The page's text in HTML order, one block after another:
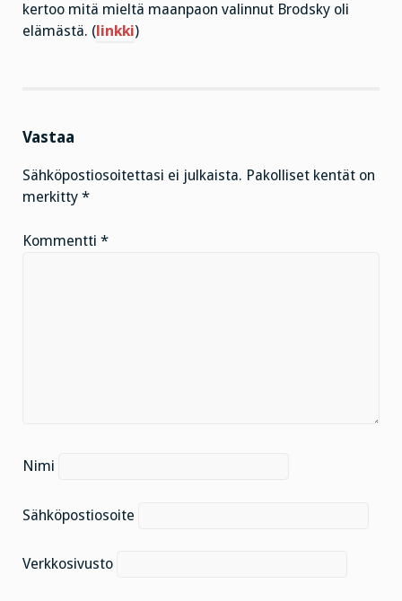
kertoo mitä mieltä maanpaon valinnut Brodsky oli
elämästä. ( linkki)
Vastaa
Sähköpostiosoitettasi ei julkaista. Pakolliset kentät on
merkitty *
Kommentti *
Nimi
Sähköpostiosoite
Verkkosivusto